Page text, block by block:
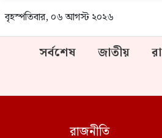
বৃহস্পতিবার, ০৬ আগস্ট ২০২৬
সর্বশেষ জাতীয়
রাজনীতি